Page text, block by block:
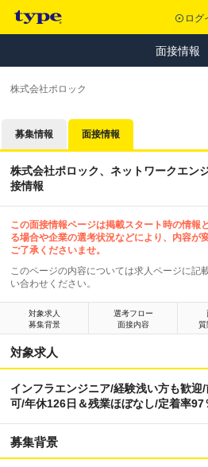
ログ
面接情報
株式会社ポロック
募集情報 面接情報
株式会社ポロック、ネットワークエン
接情報
この面接情報ページは掲載スタート時の情報
る場合や企業の選考状況などにより、内容が
ご了承くださいませ。
このページの内容については求人ページに記
い合わせください。
対象求人
募集背景
選考フロー
面接内容
質
対象求人
インフラエンジニア/経験浅い方も歓迎
可/年休126日＆残業ほぼなし/定着率97
募集背景